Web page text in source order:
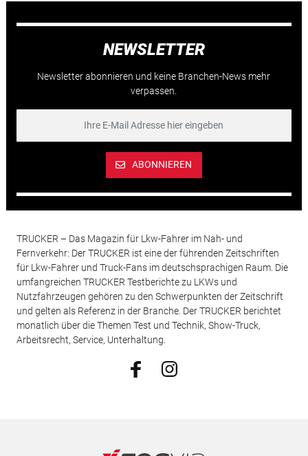
NEWSLETTER
Newsletter abonnieren und keine Branchen-News mehr
verpassen.
ABONNIEREN
TRUCKER – Das Magazin für Lkw-Fahrer im Nah- und
Fernverkehr: Der TRUCKER ist eine der führenden Zeitschriften
für Lkw-Fahrer und Truck-Fans im deutschsprachigen Raum. Die
umfangreichen TRUCKER Testberichte zu LKWs und
Nutzfahrzeugen gehören zu den Schwerpunkten der Zeitschrift
und gelten als Referenz in der Branche. Der TRUCKER berichtet
monatlich über die Themen Test und Technik, Show-Truck,
Arbeitsrecht, Service, Unterhaltung.